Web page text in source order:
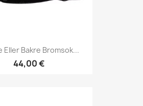
Eller Bakre Bromsok...
44,00 €